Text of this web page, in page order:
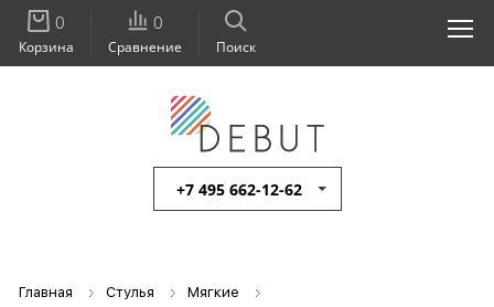
+7 495 662-12-62
Поиск
0
Сравнение
0
Корзина
Главная Стулья Мягкие